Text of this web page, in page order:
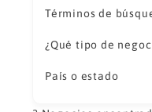
Términos de
¿Qué tipo de
País o estado